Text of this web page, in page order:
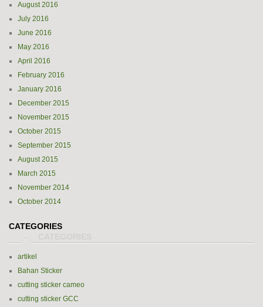
August 2016
July 2016
June 2016
May 2016
April 2016
February 2016
January 2016
December 2015
November 2015
October 2015
September 2015
August 2015
March 2015
November 2014
October 2014
CATEGORIES
artikel
Bahan Sticker
cutting sticker cameo
cutting sticker GCC